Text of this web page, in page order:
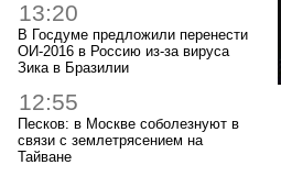
13:20
В Госдуме предложили перенести
ОИ-2016 в Россию из-за вируса
Зика в Бразилии
12:55
Песков: в Москве соболезнуют в
связи с землетрясением на
Тайване